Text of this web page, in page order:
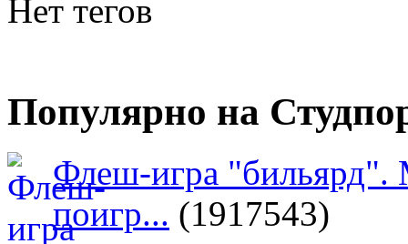
Нет тегов
Популярно на
Флеш-игра "бильярд".
поигр... (1917543)